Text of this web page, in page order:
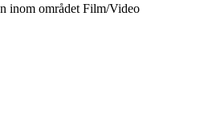
inom området Film/Video